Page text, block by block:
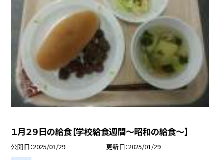
１月２９日の給食【学校給食週間〜昭和の給食〜】
公開日 2025/01/29 更新日 2025/01/29